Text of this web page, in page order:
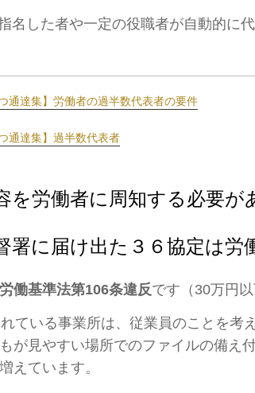
名した者や一定の役職者が自動的に
通達集】労働者の過半数代表者の要件
通達集】過半数代表者
を労働者に周知する必要が
署に届け出た３６協定は労
労働基準法第106条違反です（30万円以
ている事業所は、従業員のことを
が見やすい場所でのファイルの備え
えています。